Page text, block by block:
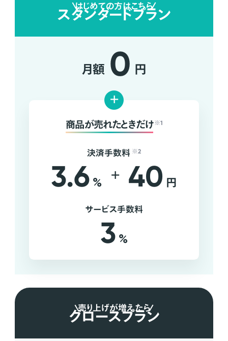
はじめての方はこちら
スタンダードプラン
月額 0 円
+
商品が売れたときだけ ※1
決済手数料 ※2
3.6 % + 40 円
サービス手数料
3 %
売り上げが増えたら
グロースプラン